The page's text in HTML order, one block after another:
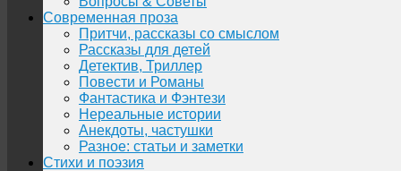
Современная проза
Притчи, рассказы со смыслом
Рассказы для детей
Детектив, Триллер
Повести и Романы
Фантастика и Фэнтези
Нереальные истории
Анекдоты, частушки
Разное: статьи и заметки
Стихи и поэзия